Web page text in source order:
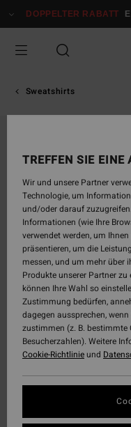
zur
springen
DOPPELTER RABATT
Sweatshirts
TREFFEN SIE EINE
Wir und unsere Partner
Technologie, um
und/oder darauf
Informationen (wie Ihre
verwendet werden, um
präsentieren, um die
messen, und um mehr über
Produkte unserer Partner
können Ihre Wahl so
Zustimmung bedürfen,
dagegen aussprechen,
zustimmen (z. B. bestimmte
Besucherzahlen). Weitere
Cookie-Richtlinieund